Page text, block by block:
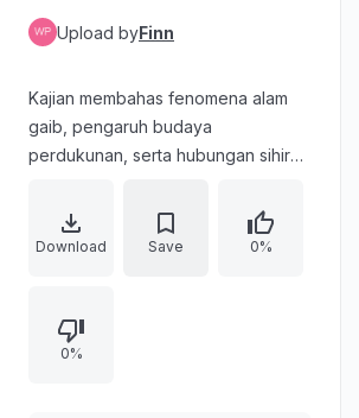
Upload byFinn
Kajian membahas fenomena alam
gaib, pengaruh budaya
perdukunan, serta hubungan sihir
Islam. Mengulas narasi viral pesulap
yang membongkar trik perdukunan
sakti” sebagai selebriti. Menjelaskan
definisi dukun menurut Imam
Download Save 0%
0%